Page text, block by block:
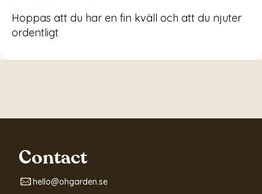
Hoppas att du har en fin kväll och att du njuter
ordentligt
Contact
hello@ohgarden.se